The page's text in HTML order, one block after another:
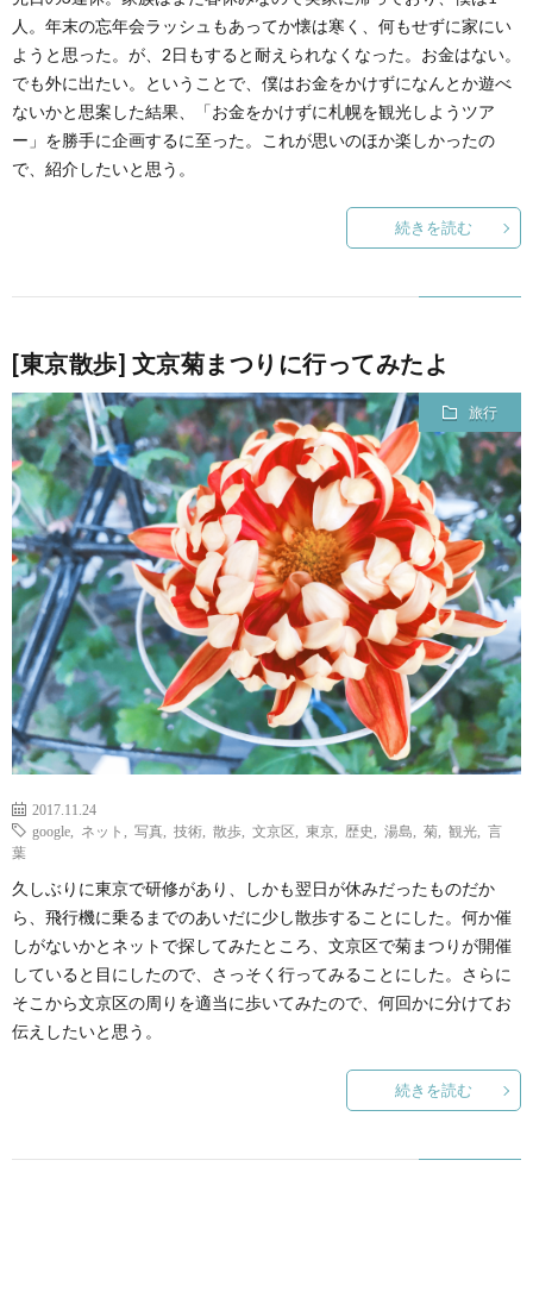
に
て
人。年末の忘年会ラッシュもあってか懐は寒く、何もせずに家にい
ようと思った。が、2日もすると耐えられなくなった。お金はない。
でも外に出たい。ということで、僕はお金をかけずになんとか遊べ
ないかと思案した結果、「お金をかけずに札幌を観光しようツア
ー」を勝手に企画するに至った。これが思いのほか楽しかったの
で、紹介したいと思う。
続きを読む
[東京散歩] 文京菊まつりに行ってみたよ
旅行
2017.11.24
google
ネット 写真 技術 散歩 文京区 東京 歴史 湯島 菊 観光
言
葉
久しぶりに東京で研修があり、しかも翌日が休みだったものだか
ら、飛行機に乗るまでのあいだに少し散歩することにした。何か催
しがないかとネットで探してみたところ、文京区で菊まつりが開催
していると目にしたので、さっそく行ってみることにした。さらに
そこから文京区の周りを適当に歩いてみたので、何回かに分けてお
伝えしたいと思う。
続きを読む